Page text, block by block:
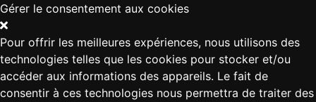
Gérer le consentement aux cookies
Pour offrir les meilleures expériences, nous utilisons des
technologies telles que les cookies pour stocker et/ou
accéder aux informations des appareils. Le fait de
consentir à ces technologies nous permettra de traiter des